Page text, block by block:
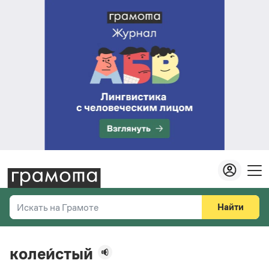
Искать на Грамоте
Справочная служба
Найти
колеи́стый